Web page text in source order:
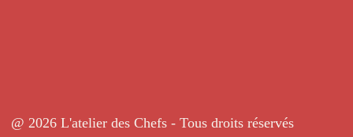
@ 2026 L'atelier des Chefs - Tous droits réservés